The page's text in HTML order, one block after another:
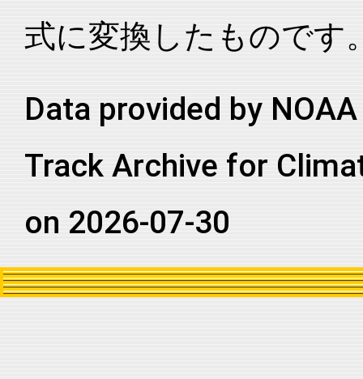
2016270N15240 2016 74 EP MM
2016270N15240 2016 74 EP MM
2016270N15240
2016270N15240 2016 74 EP MM
2016270N15240 2016 74
2016270N15240 2016 74 EP MM
式に変換したものです
Data provided by
Track Archive for
on 2026-07-30